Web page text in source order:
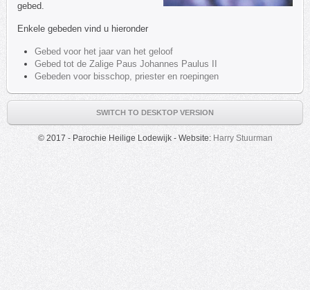
gebed.
Enkele gebeden vind u hieronder
Gebed voor het jaar van het geloof
Gebed tot de Zalige Paus Johannes Paulus II
Gebeden voor bisschop, priester en roepingen
SWITCH TO DESKTOP VERSION
© 2017 - Parochie Heilige Lodewijk - Website: Harry Stuurman